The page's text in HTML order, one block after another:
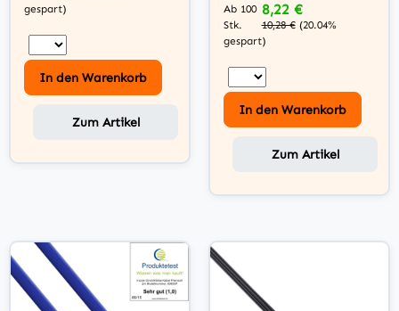
gespart)
In den Warenkorb
Zum Artikel
Ab 100
Stk.
8,22 €
10,28 € (20.04%
gespart)
In den Warenkorb
Zum Artikel